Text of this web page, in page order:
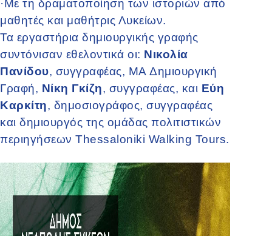
· Με τη δραματοποίηση των ιστοριών από
μαθητές και μαθήτρις Λυκείων.
Τα εργαστήρια δημιουργικής γραφής
συντόνισαν εθελοντικά οι: Νικολία
Πανίδου, συγγραφέας, MA Δημιουργική
Γραφή, Νίκη Γκίζη, συγγραφέας, και Εύη
Καρκίτη, δημοσιογράφος, συγγραφέας
και δημιουργός της ομάδας πολιτιστικών
περιηγήσεων Thessaloniki Walking Tours.